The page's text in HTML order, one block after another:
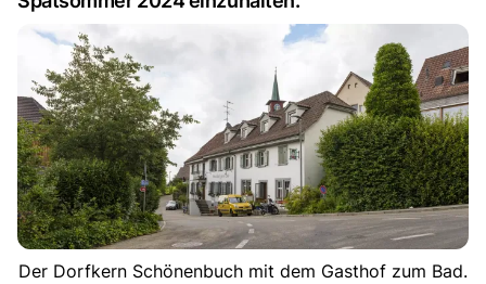
Der Dorfkern Schönenbuch mit dem Gasthof zum Bad.